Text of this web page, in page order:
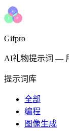
Gifpro
AI礼物提示词 —
提示词库
全部
编程
图像生成